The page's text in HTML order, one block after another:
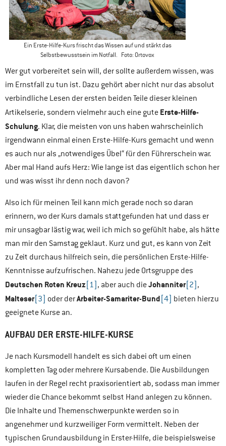
Ein Erste-Hilfe-Kurs frischt das Wissen auf und stärkt das
Selbstbewusstsein im Notfall. Foto: Ortovox
Wer gut vorbereitet sein will, der sollte außerdem wissen, was
im Ernstfall zu tun ist. Dazu gehört aber nicht nur das absolut
verbindliche Lesen der ersten beiden Teile dieser kleinen
Artikelserie, sondern vielmehr auch eine gute Erste-Hilfe-
Schulung. Klar, die meisten von uns haben wahrscheinlich
irgendwann einmal einen Erste-Hilfe-Kurs gemacht und wenn
es auch nur als „notwendiges Übel“ für den Führerschein war.
Aber mal Hand aufs Herz: Wie lange ist das eigentlich schon her
und was wisst ihr denn noch davon?
Also ich für meinen Teil kann mich gerade noch so daran
erinnern, wo der Kurs damals stattgefunden hat und dass er
mir unsagbar lästig war, weil ich mich so gefühlt habe, als hätte
man mir den Samstag geklaut. Kurz und gut, es kann von Zeit
zu Zeit durchaus hilfreich sein, die persönlichen Erste-Hilfe-
Kenntnisse aufzufrischen. Nahezu jede Ortsgruppe des
Deutschen Roten Kreuz [1] , aber auch dieJohanniter[2] ,
Malteser[3] oder derArbeiter-Samariter-Bund [4] bieten hierzu
geeignete Kurse an.
AUFBAU DER ERSTE-HILFE-KURSE
Je nach Kursmodell handelt es sich dabei oft um einen
kompletten Tag oder mehrere Kursabende. Die Ausbildungen
laufen in der Regel recht praxisorientiert ab, sodass man immer
wieder die Chance bekommt selbst Hand anlegen zu können.
Die Inhalte und Themenschwerpunkte werden so in
angenehmer und kurzweiliger Form vermittelt. Neben der
typischen Grundausbildung in Erster-Hilfe, die beispielsweise